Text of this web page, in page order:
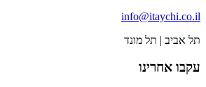
info@itaychi.co.il
תל אביב | תל מונד
עקבו אחרינו